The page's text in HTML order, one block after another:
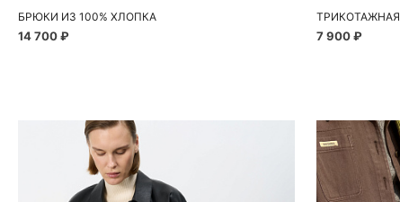
БРЮКИ ИЗ 100% ХЛОПКА
14 700 ₽ 7 900 ₽